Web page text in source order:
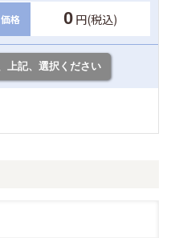
価格 0 円(税込)